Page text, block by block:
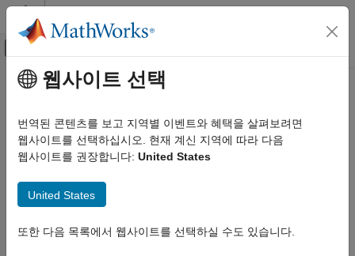
콘텐츠로 바로 가기
오프캔버스 탐색 메뉴 토글
문서 홈
주요 콘텐츠
웹사이트 선택
번역된 콘텐츠를 보고 지역별 이벤트와 혜택을 살펴보려면
웹사이트를 선택하십시오. 현재 계신 지역에 따라 다음
웹사이트를 권장합니다: United States
United States
또한 다음 목록에서 웹사이트를 선택하실 수도 있습니다.